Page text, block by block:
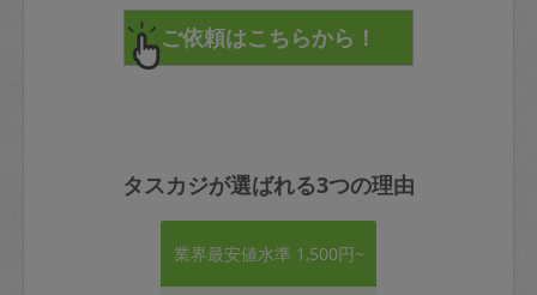
タスカジが選ばれる3つの理由
業界最安値水準 1,500円~